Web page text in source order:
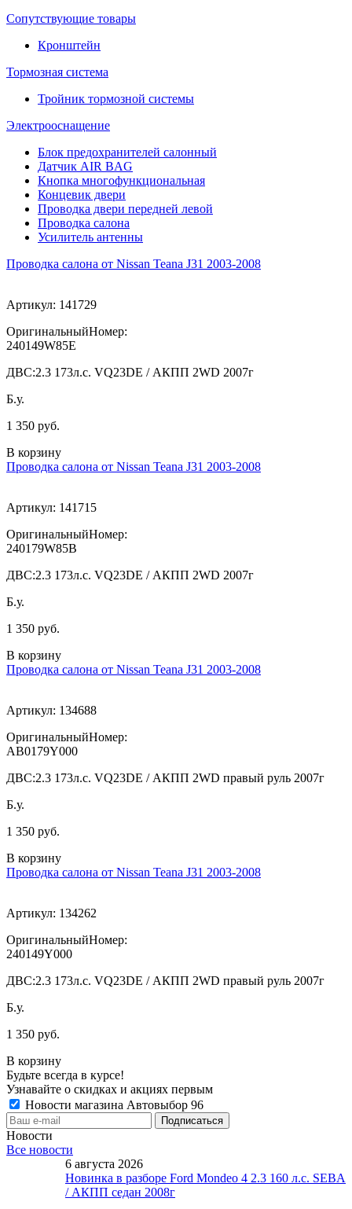
Сопутствующие товары
Кронштейн
Тормозная система
Тройник тормозной системы
Электрооснащение
Блок предохранителей салонный
Датчик AIR BAG
Кнопка многофункциональная
Концевик двери
Проводка двери передней левой
Проводка салона
Усилитель антенны
Проводка салона от Nissan Teana J31 2003-2008
Артикул: 141729
ОригинальныйНомер:
240149W85E
ДВС:2.3 173л.с. VQ23DE / АКПП 2WD 2007г
Б.у.
1 350 руб.
В корзину
Проводка салона от Nissan Teana J31 2003-2008
Артикул: 141715
ОригинальныйНомер:
240179W85B
ДВС:2.3 173л.с. VQ23DE / АКПП 2WD 2007г
Б.у.
1 350 руб.
В корзину
Проводка салона от Nissan Teana J31 2003-2008
Артикул: 134688
ОригинальныйНомер:
AB0179Y000
ДВС:2.3 173л.с. VQ23DE / АКПП 2WD правый руль 2007г
Б.у.
1 350 руб.
В корзину
Проводка салона от Nissan Teana J31 2003-2008
Артикул: 134262
ОригинальныйНомер:
240149Y000
ДВС:2.3 173л.с. VQ23DE / АКПП 2WD правый руль 2007г
Б.у.
1 350 руб.
В корзину
Будьте всегда в курсе!
Узнавайте о скидках и акциях первым
Новости магазина Автовыбор 96
Новости
Все новости
6 августа 2026
Новинка в разборе Ford Mondeo 4 2.3 160 л.с. SEBA
/ АКПП седан 2008г